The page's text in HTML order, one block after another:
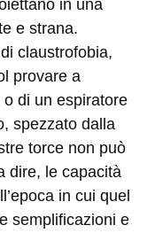
in una
e strana.
claustrofobia,
provare a
di un espiratore
spezzato dalla
torce non può
dire, le capacità
in cui quel
semplificazioni e